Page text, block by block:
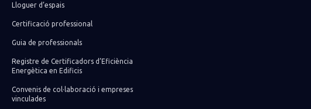
Lloguer d’espais
Certificació professional
Guia de professionals
Registre de Certificadors d’Eficiència
Energètica en Edificis
Convenis de col·laboració i empreses
vinculades